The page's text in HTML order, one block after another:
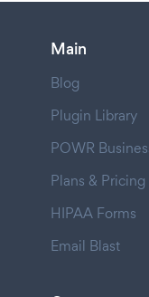
Main
Blog
Plugin Library
POWR
Plans & Pricing
HIPAA Forms
Email Blast